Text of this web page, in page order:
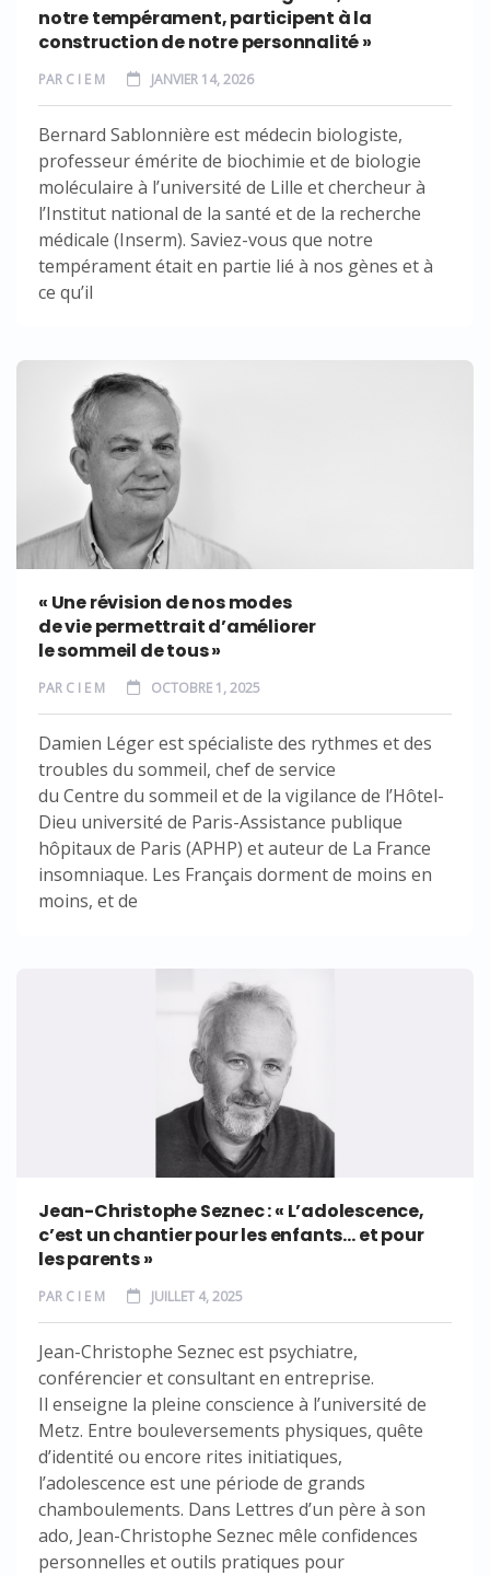
notre tempérament, participent à la
construction de notre personnalité »
PAR C I E M JANVIER 14, 2026
Bernard Sablonnière est médecin biologiste,
professeur émérite de biochimie et de biologie
moléculaire à l’université de Lille et chercheur à
l’Institut national de la santé et de la recherche
médicale (Inserm). Saviez-vous que notre
tempérament était en partie lié à nos gènes et à
ce qu’il
« Une révision de nos modes
de vie permettrait d’améliorer
le sommeil de tous »
PAR C I E M OCTOBRE 1, 2025
Damien Léger est spécialiste des rythmes et des
troubles du sommeil, chef de service
du Centre du sommeil et de la vigilance de l’Hôtel-
Dieu université de Paris-Assistance publique
hôpitaux de Paris (APHP) et auteur de La France
insomniaque. Les Français dorment de moins en
moins, et de
Jean-Christophe Seznec : « L’adolescence,
c’est un chantier pour les enfants… et pour
les parents »
PAR C I E M JUILLET 4, 2025
Jean-Christophe Seznec est psychiatre,
conférencier et consultant en entreprise.
Il enseigne la pleine conscience à l’université de
Metz. Entre bouleversements physiques, quête
d’identité ou encore rites initiatiques,
l’adolescence est une période de grands
chamboulements. Dans Lettres d’un père à son
ado, Jean-Christophe Seznec mêle confidences
personnelles et outils pratiques pour